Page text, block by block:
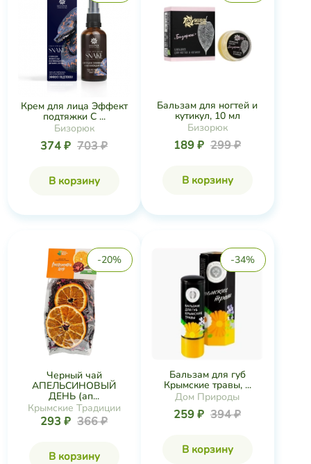
Крем для лица Эффект
подтяжки С ...
Бизорюк
374 ₽ 703 ₽
В корзину
Бальзам для ногтей и
кутикул, 10 мл
Бизорюк
189 ₽ 299 ₽
В корзину
-20%
Черный чай
АПЕЛЬСИНОВЫЙ
ДЕНЬ (ап...
Крымские Традиции
293 ₽ 366 ₽
В корзину
-34%
Бальзам для губ
Крымские травы, ...
Дом Природы
259 ₽ 394 ₽
В корзину